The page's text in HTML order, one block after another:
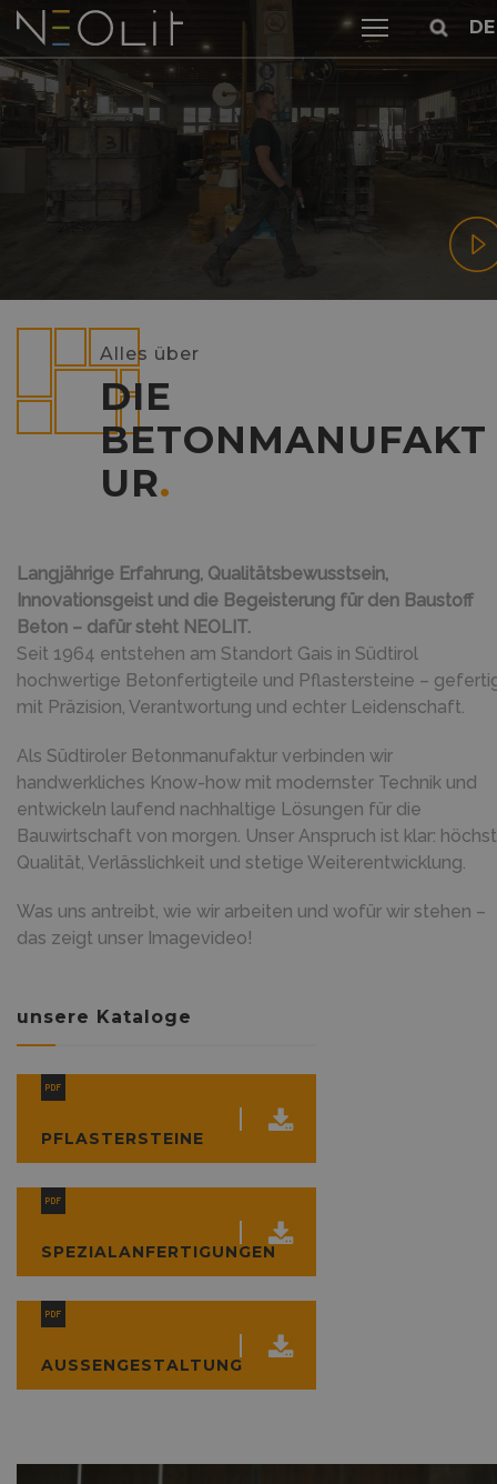
DE
Alles über
DIE
BETONMANUFAKT
UR.
Langjährige Erfahrung, Qualitätsbewusstsein,
Innovationsgeist und die Begeisterung für den Baustoff
Beton – dafür steht NEOLIT.
Seit 1964 entstehen am Standort Gais in Südtirol
hochwertige Betonfertigteile und Pflastersteine –
mit Präzision, Verantwortung und echter Leidenschaft.
Als Südtiroler Betonmanufaktur verbinden wir
handwerkliches Know-how mit modernster Technik und
entwickeln laufend nachhaltige Lösungen für die
Bauwirtschaft von morgen. Unser Anspruch ist klar:
Qualität, Verlässlichkeit und stetige Weiterentwicklung.
Was uns antreibt, wie wir arbeiten und wofür wir stehen –
das zeigt unser Imagevideo!
unsere Kataloge
PFLASTERSTEINE
SPEZIALANFERTIGUNGEN
AUSSENGESTALTUNG